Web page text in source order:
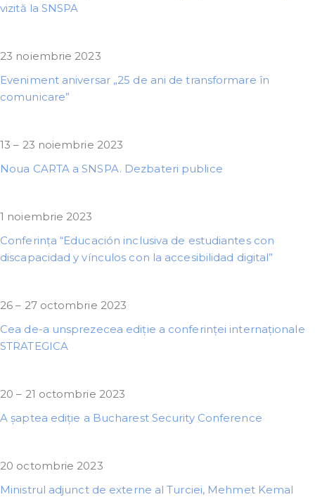
vizită la SNSPA
23 noiembrie 2023
Eveniment aniversar „25 de ani de transformare în
comunicare”
13 – 23 noiembrie 2023
Noua CARTA a SNSPA. Dezbateri publice
1 noiembrie 2023
Conferința “Educación inclusiva de estudiantes con
discapacidad y vínculos con la accesibilidad digital”
26 – 27 octombrie 2023
Cea de-a unsprezecea ediție a conferinței internaționale
STRATEGICA
20 – 21 octombrie 2023
A șaptea ediție a Bucharest Security Conference
20 octombrie 2023
Ministrul adjunct de externe al Turciei, Mehmet Kemal